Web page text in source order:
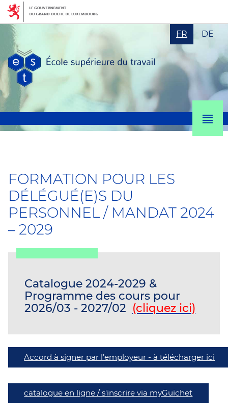
Aller
navigation
Aller
au
contenu
SUPÉRIEURE
DU
TRAVAIL
FORMATION POUR LES
DÉLÉGUÉ(E)S DU
PERSONNEL / MANDAT 2024
– 2029
Catalogue 2024-2029 &
Programme des cours pour
2026/03 - 2027/02 (cliquez ici)
Accord à signer par l’employeur - à télécharger ici
catalogue en ligne / s'inscrire via myGuichet